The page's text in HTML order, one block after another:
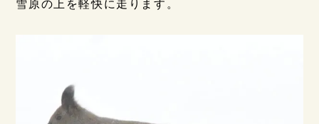
雪原の上を軽快に走ります。